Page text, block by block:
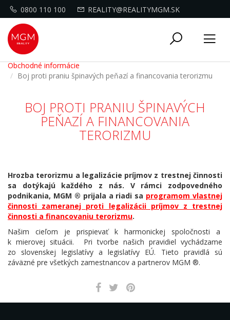
0800 110 100 REALITY@REALITYMGM.SK
Toggle
Obchodné informácie
Boj proti praniu špinavých peňazí a financovania terorizmu
BOJ PROTI PRANIU ŠPINAVÝCH
PEŇAZÍ A FINANCOVANIA
TERORIZMU
Hrozba terorizmu a legalizácie príjmov z trestnej činnosti
sa dotýkajú každého z nás. V rámci zodpovedného
podnikania, MGM ® prijala a riadi sa programom vlastnej
činnosti zameranej proti legalizácii príjmov z trestnej
činnosti a financovaniu terorizmu.
Našim cieľom je prispievať k harmonickej spoločnosti a
k mierovej situácii. Pri tvorbe našich pravidiel vychádzame
zo slovenskej legislatívy a legislatívy EÚ. Tieto pravidlá sú
záväzné pre všetkých zamestnancov a partnerov MGM ®.